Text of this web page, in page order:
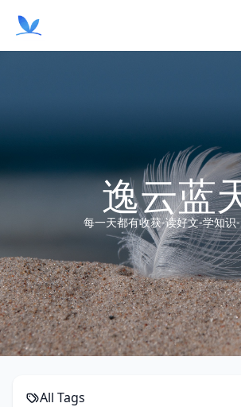
逸云蓝
每一天都有收获-读好文-学知识
All Tags